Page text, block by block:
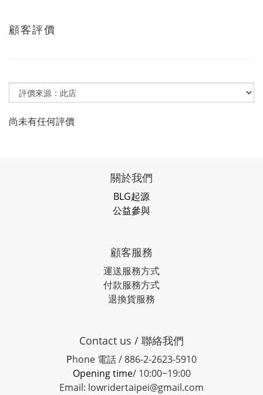
顧客評價
尚未有任何評價
關於我們
BLG起源
公益參與
顧客服務
運送服務方式
付款服務方式
退換貨服務
Contact us / 聯絡我們
Phone 電話 / 886-2-2623-5910
Opening time/ 10:00~19:00
Email: lowridertaipei@gmail.com